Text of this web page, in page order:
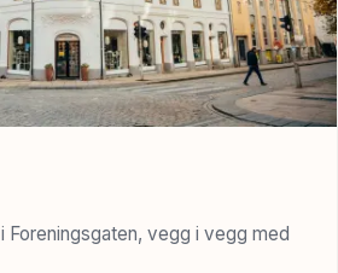
Foreningsgaten, vegg i vegg med